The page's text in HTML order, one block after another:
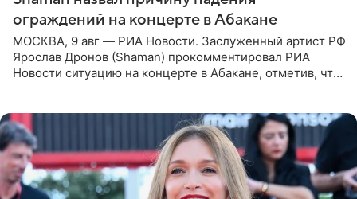
ограждений на концерте в Абакане
МОСКВА, 9 авг — РИА Новости. Заслуженный артист РФ
Ярослав Дронов (Shaman) прокомментировал РИА
Новости ситуацию на концерте в Абакане, отметив, что